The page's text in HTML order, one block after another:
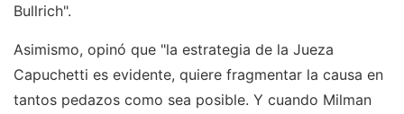
Bullrich".
Asimismo, opinó que "la estrategia de la Jueza
Capuchetti es evidente, quiere fragmentar la causa en
tantos pedazos como sea posible. Y cuando Milman